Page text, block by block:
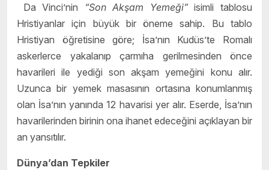
Da Vinci’nin “Son Akşam Yemeği”isimli tablosu
Hristiyanlar için büyük bir öneme sahip. Bu tablo
Hristiyan öğretisine göre; İsa’nın Kudüs’te Romalı
askerlerce yakalanıp çarmıha gerilmesinden önce
havarileri ile yediği son akşam yemeğini konu alır.
Uzunca bir yemek masasının ortasına konumlanmış
olan İsa’nın yanında 12 havarisi yer alır. Eserde, İsa’nın
havarilerinden birinin ona ihanet edeceğini açıklayan bir
an yansıtılır.
Dünya’dan Tepkiler